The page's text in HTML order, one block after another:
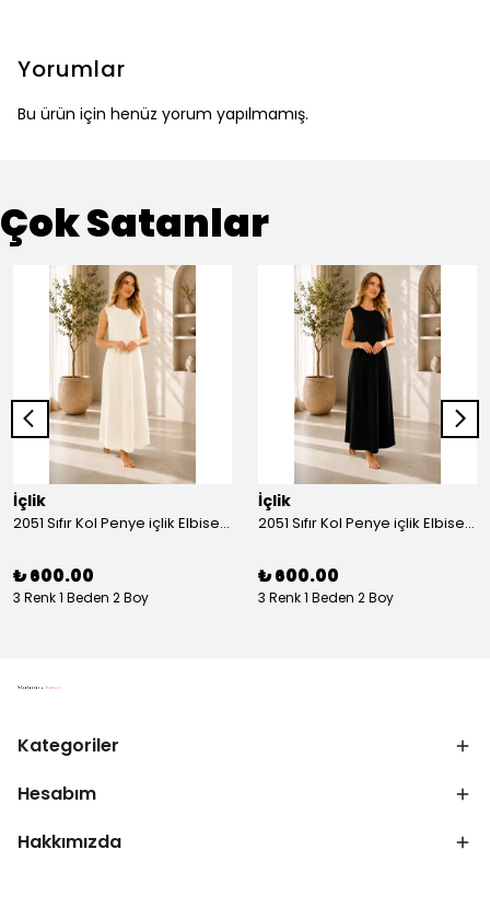
Yorumlar
Bu ürün için henüz yorum yapılmamış.
Çok Satanlar
İçlik
2051 Sıfır Kol Penye içlik Elbise - Ekru
₺ 600.00
3 Renk 1 Beden 2 Boy
İçlik
2051 Sıfır Kol Penye içlik Elbise - Siyah
₺ 600.00
3 Renk 1 Beden 2 Boy
Kategoriler
Hesabım
Hakkımızda